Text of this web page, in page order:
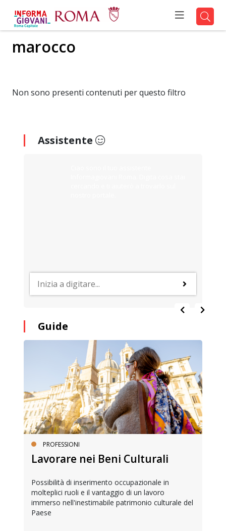
marocco
Non sono presenti contenuti per questo filtro
Assistente
Guide
PROFESSIONI
Lavorare nei Beni Culturali
Possibilità di inserimento occupazionale in
molteplici ruoli e il vantaggio di un lavoro
immerso nell'inestimabile patrimonio culturale del
Paese